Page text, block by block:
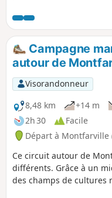
comprend un grand
la courte distance, les
deuxième partie de la
relative campagne et
Campagne
autour de
Visorandonneur
8,48 km
+14 m
2h 30
Facile
Départ à Montfarville
Ce circuit autour de
différents. Grâce à un
des champs de cultures